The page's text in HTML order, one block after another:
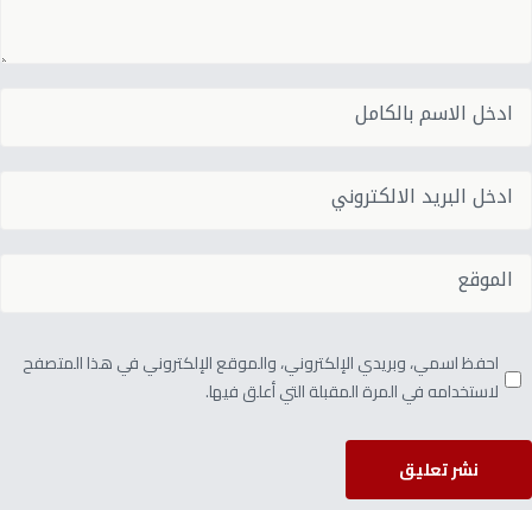
احفظ اسمي، وبريدي الإلكتروني، والموقع الإلكتروني في هذا المتصفح
لاستخدامه في المرة المقبلة التي أعلق فيها.
نشر تعليق